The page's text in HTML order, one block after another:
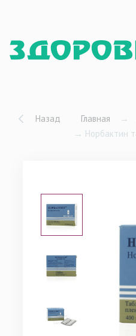
Назад Главная →
→ Норбактин